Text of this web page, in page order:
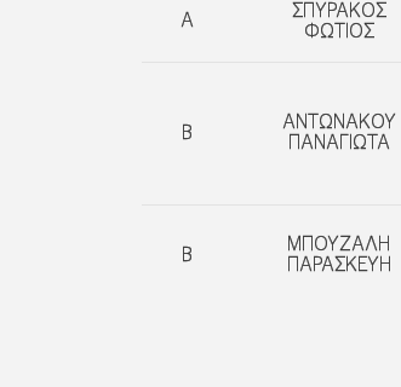
A
ΣΠΥΡΑΚΟΣ
ΦΩΤΙΟΣ
Β
ΑΝΤΩΝΑΚΟΥ
ΠΑΝΑΓΙΩΤΑ
B
ΜΠΟΥΖΑΛΗ
ΠΑΡΑΣΚΕΥΗ